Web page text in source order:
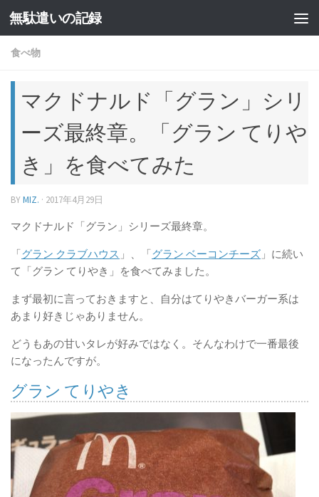
コンテンツへスキップ
無駄遣いの記録
食べ物
マクドナルド「グラン」シリ
ーズ最終章。「グラン てりや
き」を食べてみた
BYMIZ. · 2017年4月29日
マクドナルド「グラン」シリーズ最終章。
「グラン クラブハウス 」、「グラン ベーコンチーズ 」に続い
て「グラン てりやき」を食べてみました。
まず最初に言っておきますと、自分はてりやきバーガー系は
あまり好きじゃありません。
どうもあの甘いタレが好みではなく。そんなわけで一番最後
になったんですが。
グラン てりやき